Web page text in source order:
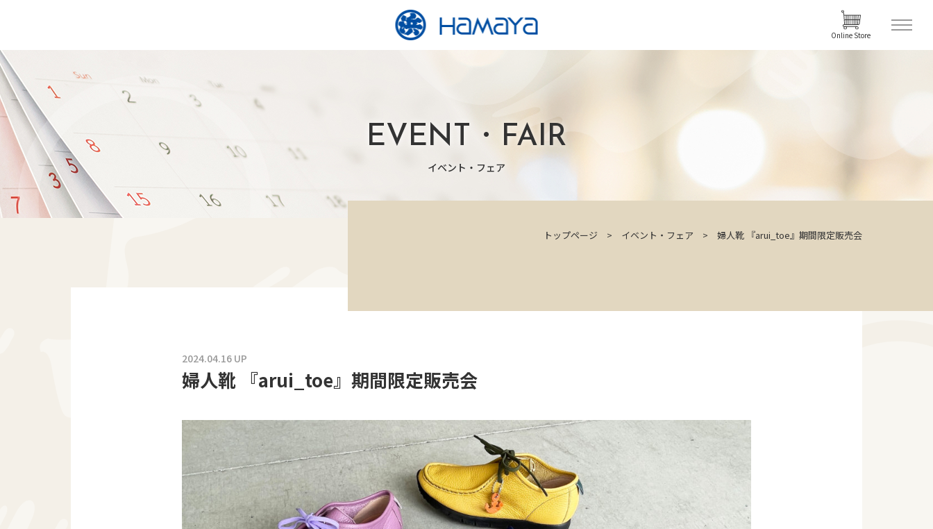
Online Store
EVENT・FAIR
イベント・フェア
トップページ イベント・フェア 婦人靴 『arui_toe』期間限定販売会
2024.04.16 UP
婦人靴 『arui_toe』期間限定販売会